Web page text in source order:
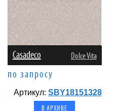
Casadeco Dolce Vita
по запросу
Артикул: SBY18151328
В АРХИВЕ